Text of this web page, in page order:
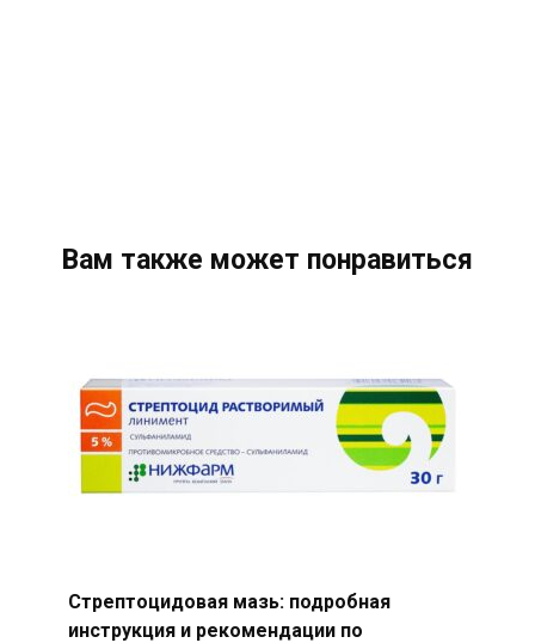
Вам также может понравиться
Стрептоцидовая мазь: подробная
инструкция и рекомендации по